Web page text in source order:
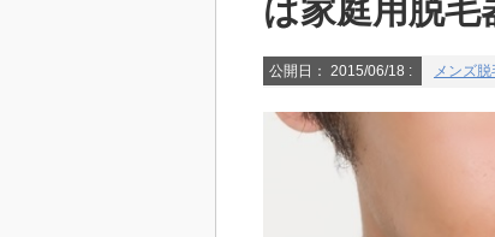
は家庭用脱毛
公開日： 2015/06/18 : メンズ脱